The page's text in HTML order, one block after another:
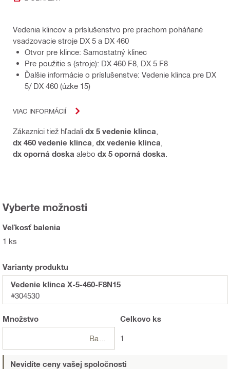
Vedenia klincov a príslušenstvo pre prachom poháňané
vsadzovacie stroje DX 5 a DX 460
Otvor pre klince: Samostatný klinec
Pre použitie s (stroje): DX 460 F8, DX 5 F8
Ďalšie informácie o príslušenstve: Vedenie klinca pre DX
5/ DX 460 (úzke 15)
VIAC INFORMÁCIÍ
Zákazníci tiež hľadali dx 5 vedenie klinca
dx 460 vedenie klinca dx vedenie klinca
dx oporná doska alebo dx 5 oporná doska
Vyberte možnosti
Veľkosť balenia
1 ks
Varianty produktu
Vedenie klinca X-5-460-F8N15
#304530
Množstvo Celkovo ks
1
Nevidíte ceny vašej spoločnosti